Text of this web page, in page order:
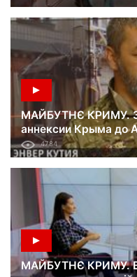
МАЙБУТНЄ КРИМУ.
аннексии Крыма до
Энвер Кутия.
4784
МАЙБУТНЄ КРИМУ.